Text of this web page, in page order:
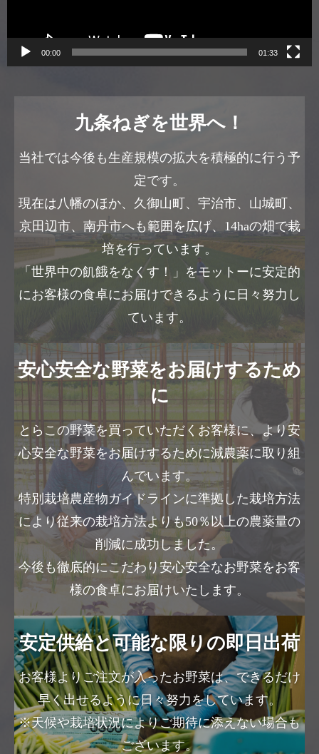
00:00 01:33
九条ねぎを世界へ！
当社では今後も生産規模の拡大を積極的に行う予
定です。
現在は八幡のほか、久御山町、宇治市、山城町、
京田辺市、南丹市へも範囲を広げ、14haの畑で栽
培を行っています。
「世界中の飢餓をなくす！」をモットーに安定的
にお客様の食卓にお届けできるように日々努力し
ています。
安心安全な野菜をお届けするため
に
とらこの野菜を買っていただくお客様に、より安
心安全な野菜をお届けするために減農薬に取り組
んでいます。
特別栽培農産物ガイドラインに準拠した栽培方法
により従来の栽培方法よりも50％以上の農薬量の
削減に成功しました。
今後も徹底的にこだわり安心安全なお野菜をお客
様の食卓にお届けいたします。
安定供給と可能な限りの即日出荷
お客様よりご注文が入ったお野菜は、できるだけ
早く出せるように日々努力をしています。
※天候や栽培状況によりご期待に添えない場合も
ございます。